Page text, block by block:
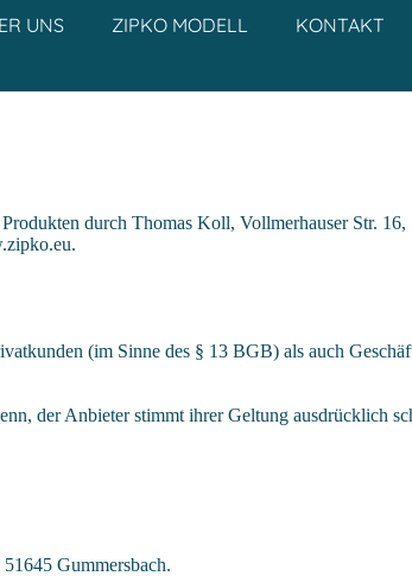
UNS ZIPKO MODELL KONTAKT
durch Thomas Koll, Vollmerhauser Str.
(im Sinne des § 13 BGB) als auch
der Anbieter stimmt ihrer Geltung ausdrücklich
Gummersbach.